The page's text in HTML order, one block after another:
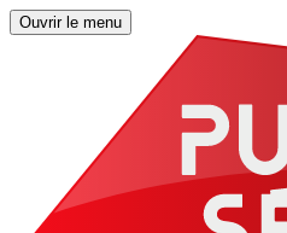
Ouvrir le menu